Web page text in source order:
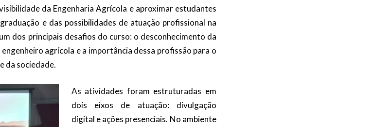
da Engenharia Agrícola e aproximar estudantes
e das possibilidades de atuação profissional na
dos principais desafios do curso: o desconhecimento da
agrícola e a importância dessa profissão para o
da sociedade.
As atividades foram estruturadas em
dois eixos de atuação: divulgação
digital e ações presenciais. No ambiente